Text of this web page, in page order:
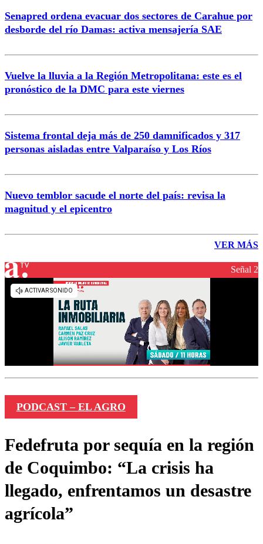
Senapred ordena evacuar dos sectores de Carahue por
desborde del río Damas: activa mensajería SAE
Vuelve la lluvia a la Región Metropolitana: este es el
pronóstico de la DMC para este viernes
Sistema frontal deja más de 250 damnificados y 317
personas aisladas entre Valparaíso y Los Ríos
Nuevo temblor sacude el norte del país: revisa la
magnitud y el epicentro
VER MÁS
Señal 2
PODCAST – EL AGRO
Fedefruta por sequía en la región
de Coquimbo: “La crisis ha
llegado, enfrentamos un desastre
agrícola”